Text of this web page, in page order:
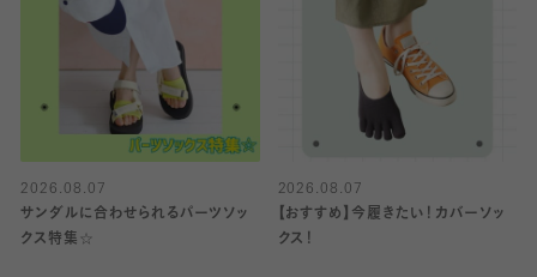
2026.08.07
サンダルに合わせられるパーツソッ
クス特集☆
2026.08.07
【おすすめ】今履きたい！カバーソッ
クス！